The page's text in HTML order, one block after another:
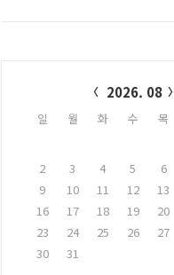
2026. 08
일 월 화 수 목
2
3 4 5 6
9
10 11 12 13
16
17 18 19 20
23
24 25 26 27
30
31